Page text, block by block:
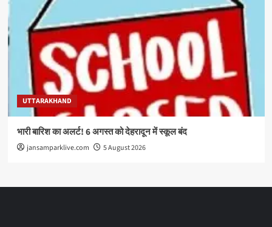
UTTARAKHAND
भारी बारिश का अलर्ट! 6 अगस्त को देहरादून में स्कूल बंद
jansamparklive.com 5 August 2026